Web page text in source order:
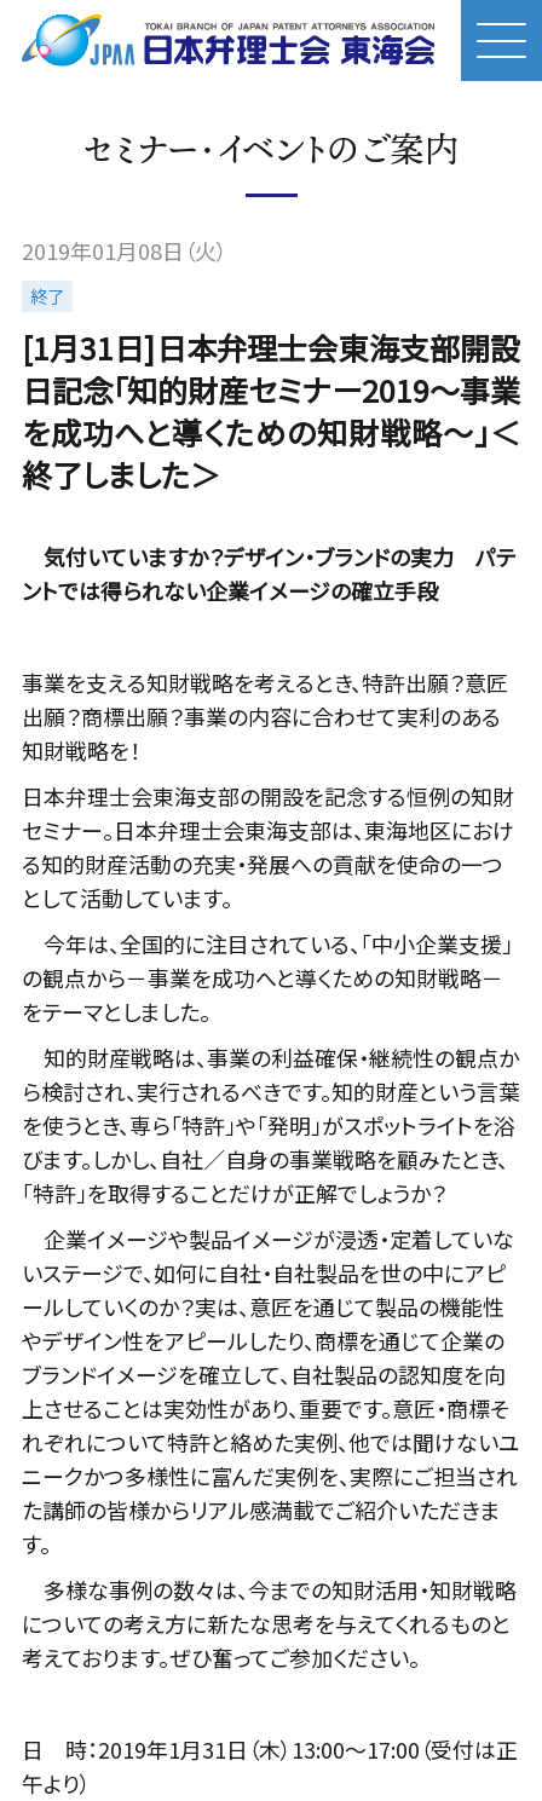
セミナー・イベントのご案内
[1月31日]日本弁理士会東海支部開設
日記念「知的財産セミナー2019～事業
を成功へと導くための知財戦略～」＜
終了しました＞
2019年01月08日（火）
終了
気付いていますか？デザイン・ブランドの実力 パテ
ントでは得られない企業イメージの確立手段
事業を支える知財戦略を考えるとき、特許出願？意匠
出願？商標出願？事業の内容に合わせて実利のある
知財戦略を！
日本弁理士会東海支部の開設を記念する恒例の知財
セミナー。日本弁理士会東海支部は、東海地区におけ
る知的財産活動の充実・発展への貢献を使命の一つ
として活動しています。
今年は、全国的に注目されている、「中小企業支援」
の観点から－事業を成功へと導くための知財戦略－
をテーマとしました。
知的財産戦略は、事業の利益確保・継続性の観点か
ら検討され、実行されるべきです。知的財産という言葉
を使うとき、専ら「特許」や「発明」がスポットライトを浴
びます。しかし、自社／自身の事業戦略を顧みたとき、
「特許」を取得することだけが正解でしょうか？
企業イメージや製品イメージが浸透・定着していな
いステージで、如何に自社・自社製品を世の中にアピ
ールしていくのか？実は、意匠を通じて製品の機能性
やデザイン性をアピールしたり、商標を通じて企業の
ブランドイメージを確立して、自社製品の認知度を向
上させることは実効性があり、重要です。意匠・商標そ
れぞれについて特許と絡めた実例、他では聞けないユ
ニークかつ多様性に富んだ実例を、実際にご担当され
た講師の皆様からリアル感満載でご紹介いただきま
す。
多様な事例の数々は、今までの知財活用・知財戦略
についての考え方に新たな思考を与えてくれるものと
考えております。ぜひ奮ってご参加ください。
日 時：2019年1月31日（木）13:00～17:00（受付は正
午より）